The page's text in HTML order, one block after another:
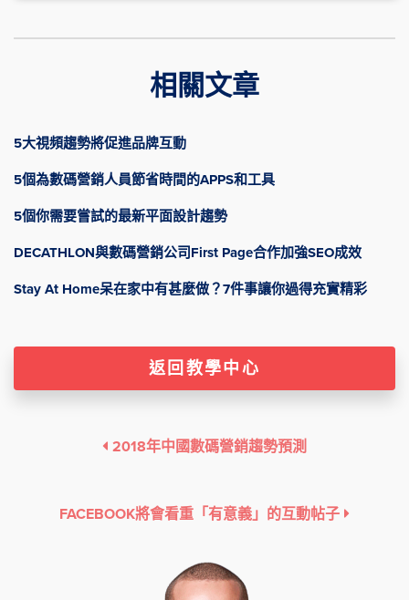
相關文章
5大視頻趨勢將促進品牌互動
5個為數碼營銷人員節省時間的APPS和工具
5個你需要嘗試的最新平面設計趨勢
DECATHLON與數碼營銷公司First Page合作加強SEO成效
Stay At Home呆在家中有甚麼做？7件事讓你過得充實精彩
返回教學中心
2018年中國數碼營銷趨勢預測
FACEBOOK將會看重「有意義」的互動帖子